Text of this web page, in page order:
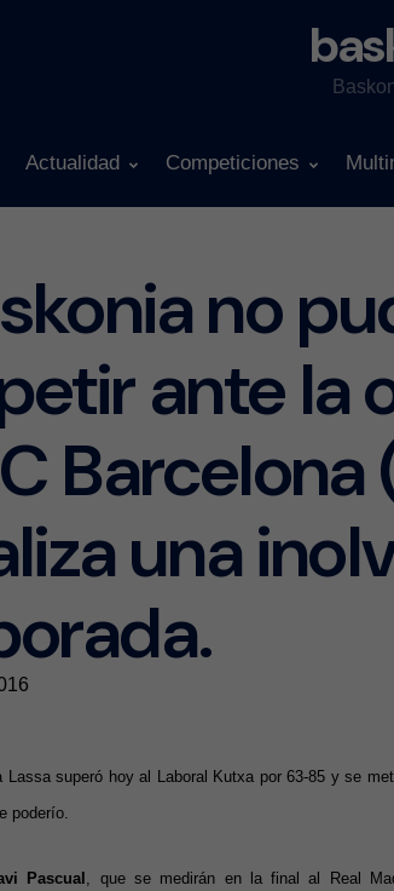
Actualidad Competiciones
no
ante la
una
Lassa superó hoy al Laboral Kutxa por 63-85 y se
poderío.
Pascual , que se medirán en la final al Real